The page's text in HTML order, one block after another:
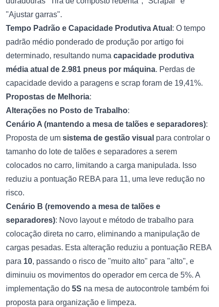
"Ajustar garras".
Tempo Padrão e Capacidade Produtiva Atual : O tempo
padrão médio ponderado de produção por artigo foi
determinado, resultando numa capacidade produtiva
média atual de 2.981 pneus por máquina. Perdas de
capacidade devido a paragens e scrap foram de 19,41%.
Propostas de Melhoria:
Alterações no Posto de Trabalho:
Cenário A (mantendo a mesa de talões e separadores):
Proposta de um sistema de gestão visual para controlar o
tamanho do lote de talões e separadores a serem
colocados no carro, limitando a carga manipulada. Isso
reduziu a pontuação REBA para 11, uma leve redução no
risco.
Cenário B (removendo a mesa de talões e
separadores): Novo layout e método de trabalho para
colocação direta no carro, eliminando a manipulação de
cargas pesadas. Esta alteração reduziu a pontuação REBA
para 10, passando o risco de "muito alto" para "alto", e
diminuiu os movimentos do operador em cerca de 5%. A
implementação do 5S na mesa de autocontrole também foi
proposta para organização e limpeza.